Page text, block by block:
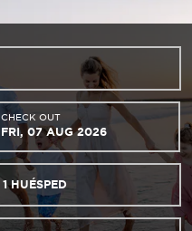
CHECK OUT
FRI, 07 AUG 2026
1 HUÉSPED